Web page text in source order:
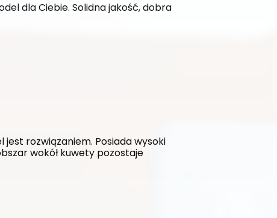
dla Ciebie. Solidna jakość, dobra
rozwiązaniem. Posiada wysoki
wokół kuwety pozostaje